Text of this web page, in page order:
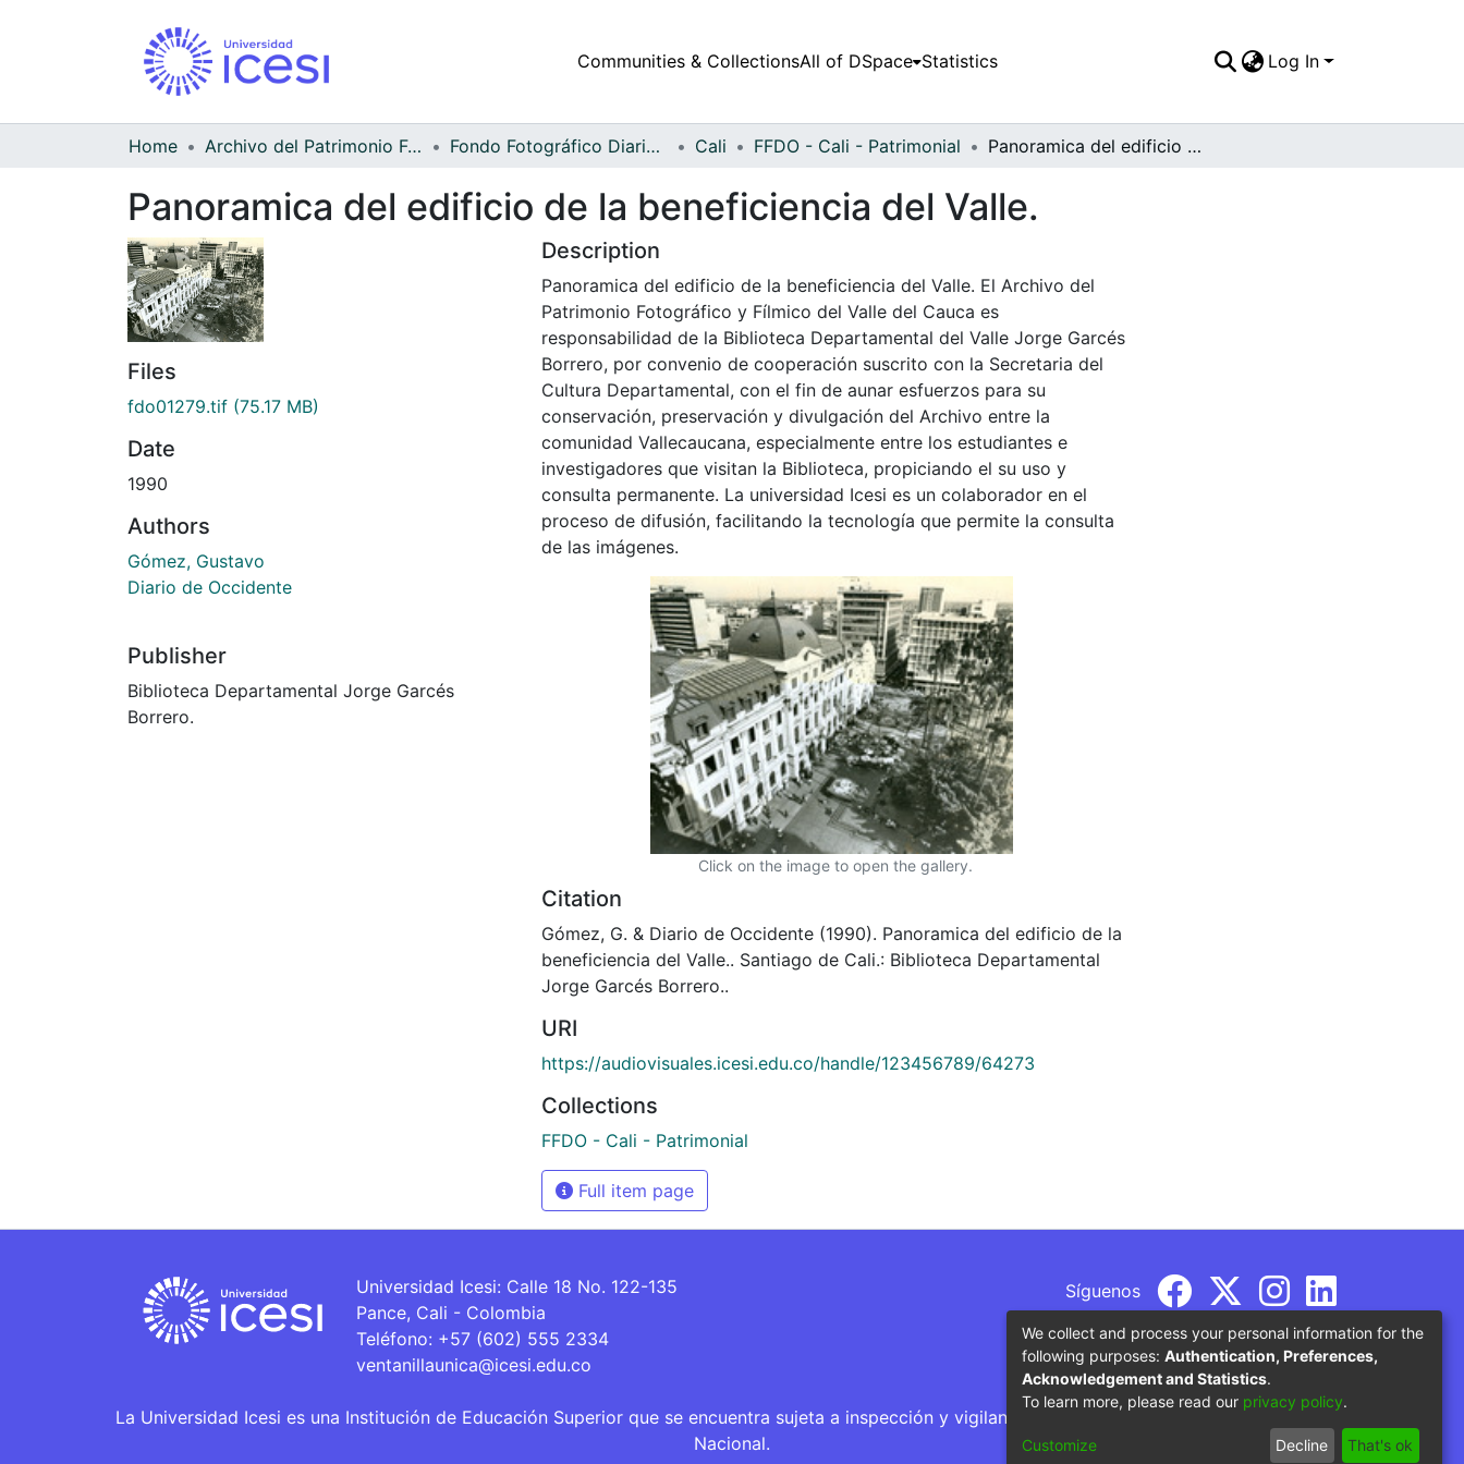
Communities & CollectionsAll of DSpace Statistics Log In
Home Archivo del Patrimonio Fotográfico y Fílmico del Valle del Cauca Fondo Fotográfico Diario Occidente Cali FFDO - Cali - Patrimonial Panoramica del edificio de la beneficiencia del Valle.
Panoramica del edificio de la beneficiencia del Valle.
Files
fdo01279.tif (75.17 MB)
Date
1990
Authors
Gómez, Gustavo
Diario de Occidente
Publisher
Biblioteca Departamental Jorge Garcés
Borrero.
Description
Panoramica del edificio de la beneficiencia del Valle. El Archivo del
Patrimonio Fotográfico y Fílmico del Valle del Cauca es
responsabilidad de la Biblioteca Departamental del Valle Jorge Garcés
Borrero, por convenio de cooperación suscrito con la Secretaria del
Cultura Departamental, con el fin de aunar esfuerzos para su
conservación, preservación y divulgación del Archivo entre la
comunidad Vallecaucana, especialmente entre los estudiantes e
investigadores que visitan la Biblioteca, propiciando el su uso y
consulta permanente. La universidad Icesi es un colaborador en el
proceso de difusión, facilitando la tecnología que permite la consulta
de las imágenes.
Click on the image to open the gallery.
Citation
Gómez, G. & Diario de Occidente (1990). Panoramica del edificio de la
beneficiencia del Valle.. Santiago de Cali.: Biblioteca Departamental
Jorge Garcés Borrero..
URI
https://audiovisuales.icesi.edu.co/handle/123456789/64273
Collections
FFDO - Cali - Patrimonial
Full item page
Universidad Icesi: Calle 18 No. 122-135
Pance, Cali - Colombia
Teléfono: +57 (602) 555 2334
ventanillaunica@icesi.edu.co
Síguenos
La Universidad Icesi es una Institución de Educación Superior que se encuentra sujeta a inspección y vigilancia por parte del Ministerio de Educación
Nacional.
We collect and process your personal information for the
following purposes: Authentication, Preferences,
Acknowledgement and Statistics.
To learn more, please read our privacy policy.
Customize Decline That's ok